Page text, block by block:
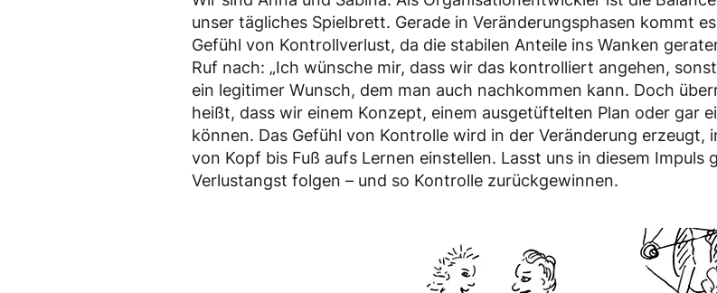
unser tägliches Spielbrett. Gerade in Veränderungsphasen kommt
Gefühl von Kontrollverlust, da die stabilen Anteile ins Wanken
Ruf nach: „Ich wünsche mir, dass wir das kontrolliert angehen,
ein legitimer Wunsch, dem man auch nachkommen kann. Doch
heißt, dass wir einem Konzept, einem ausgetüftelten Plan oder
können. Das Gefühl von Kontrolle wird in der Veränderung
von Kopf bis Fuß aufs Lernen einstellen. Lasst uns in diesem
Verlustangst folgen – und so Kontrolle zurückgewinnen.